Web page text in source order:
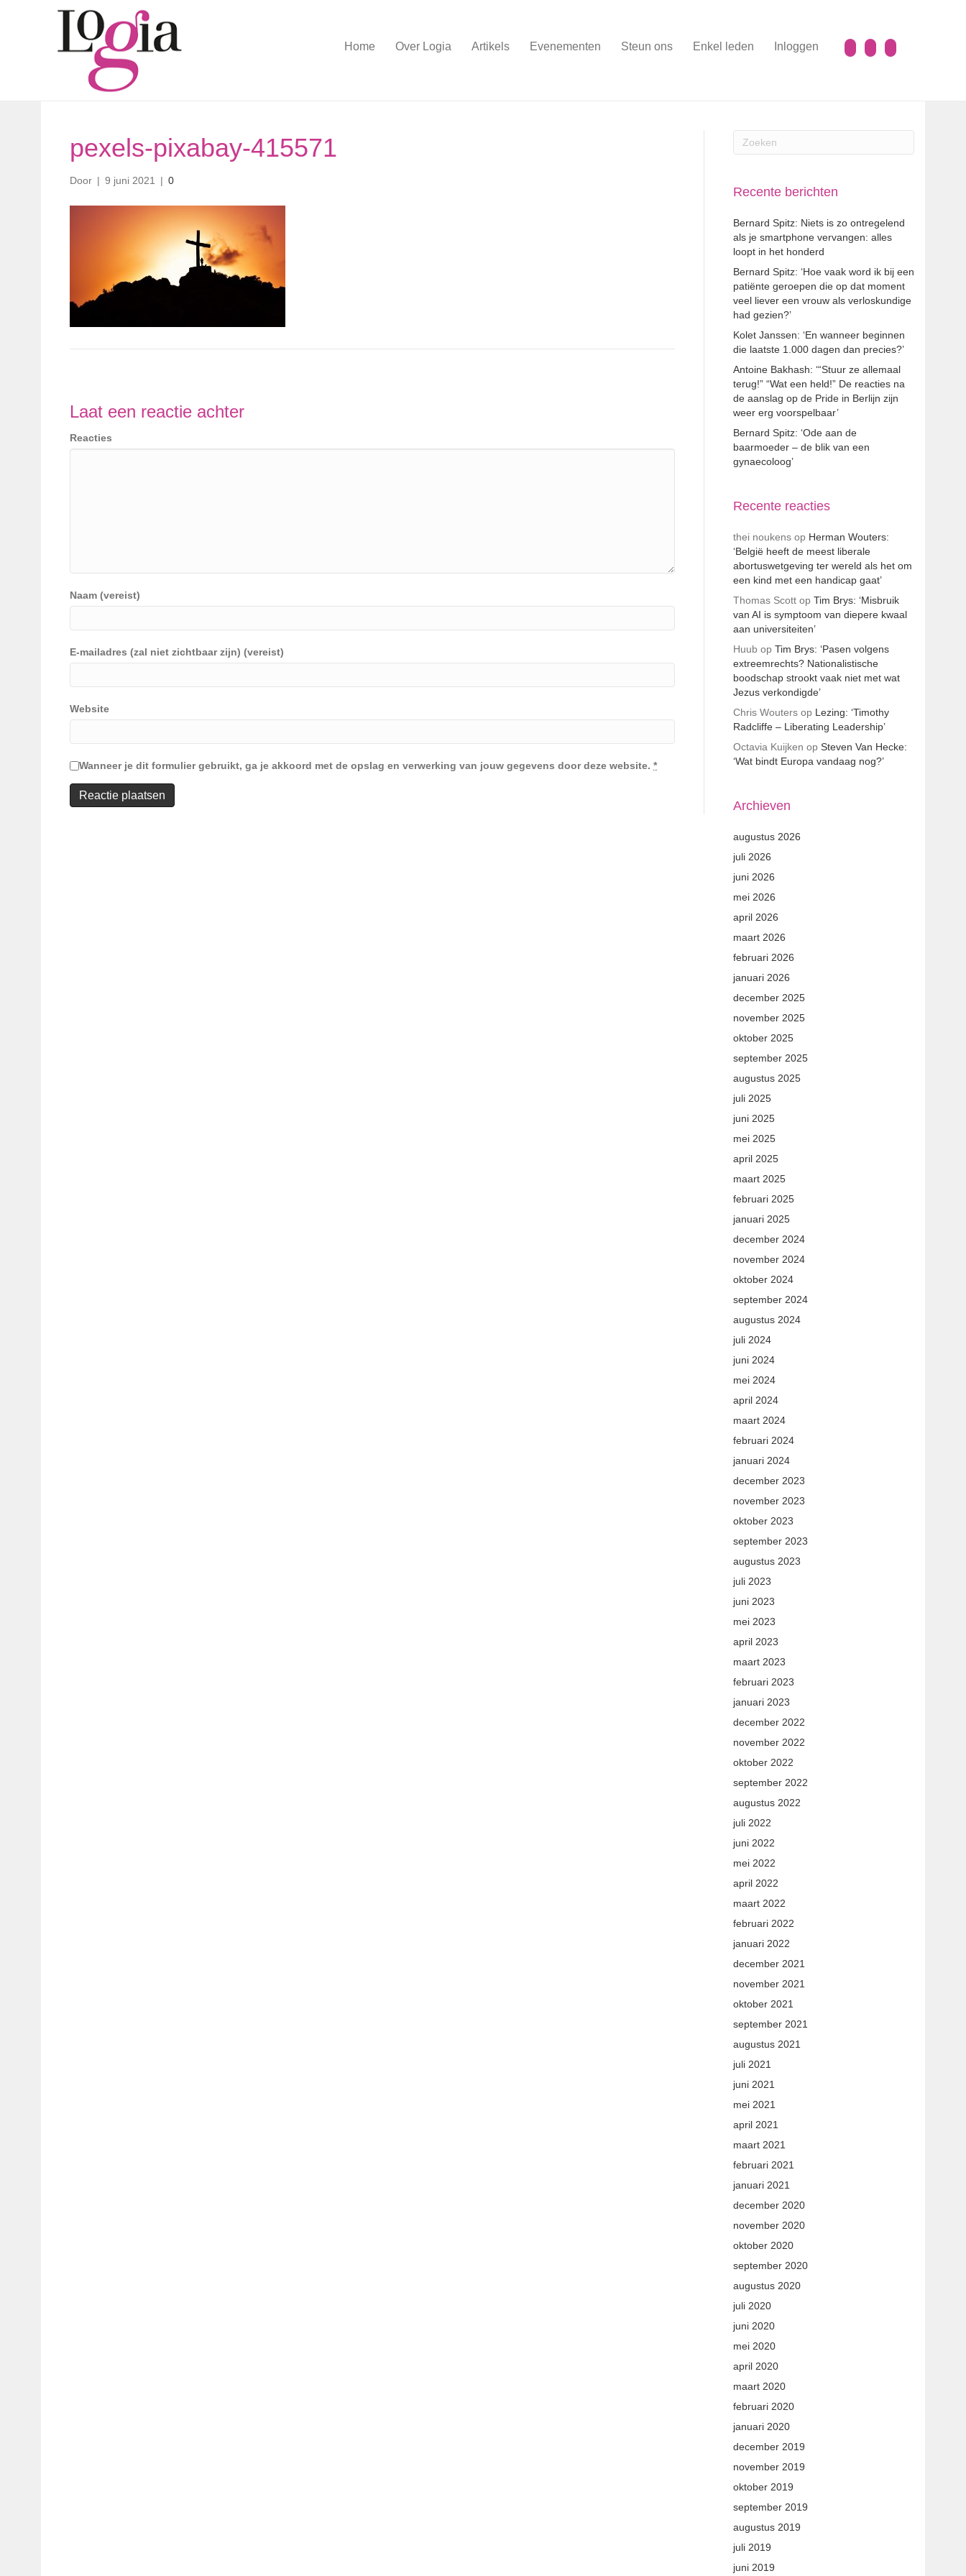
Home Over Logia Artikels Evenementen Steun ons Enkel leden Inloggen
pexels-pixabay-415571
Door | 9 juni 2021 | 0
Laat een reactie achter
Reacties
Naam (vereist)
E-mailadres (zal niet zichtbaar zijn) (vereist)
Website
Wanneer je dit formulier gebruikt, ga je akkoord met de opslag en verwerking van jouw gegevens door deze website. *
Recente berichten
Bernard Spitz: Niets is zo ontregelend
als je smartphone vervangen: alles
loopt in het honderd
Bernard Spitz: ‘Hoe vaak word ik bij een
patiënte geroepen die op dat moment
veel liever een vrouw als verloskundige
had gezien?’
Kolet Janssen: ‘En wanneer beginnen
die laatste 1.000 dagen dan precies?’
Antoine Bakhash: ‘“Stuur ze allemaal
terug!” “Wat een held!” De reacties na
de aanslag op de Pride in Berlijn zijn
weer erg voorspelbaar’
Bernard Spitz: ‘Ode aan de
baarmoeder – de blik van een
gynaecoloog’
Recente reacties
thei noukensop Herman Wouters:
‘België heeft de meest liberale
abortuswetgeving ter wereld als het om
een kind met een handicap gaat’
Thomas Scottop Tim Brys: ‘Misbruik
van AI is symptoom van diepere kwaal
aan universiteiten’
Huubop Tim Brys: ‘Pasen volgens
extreemrechts? Nationalistische
boodschap strookt vaak niet met wat
Jezus verkondigde’
Chris Woutersop Lezing: ‘Timothy
Radcliffe – Liberating Leadership’
Octavia Kuijken op Steven Van Hecke:
‘Wat bindt Europa vandaag nog?’
Archieven
augustus 2026
juli 2026
juni 2026
mei 2026
april 2026
maart 2026
februari 2026
januari 2026
december 2025
november 2025
oktober 2025
september 2025
augustus 2025
juli 2025
juni 2025
mei 2025
april 2025
maart 2025
februari 2025
januari 2025
december 2024
november 2024
oktober 2024
september 2024
augustus 2024
juli 2024
juni 2024
mei 2024
april 2024
maart 2024
februari 2024
januari 2024
december 2023
november 2023
oktober 2023
september 2023
augustus 2023
juli 2023
juni 2023
mei 2023
april 2023
maart 2023
februari 2023
januari 2023
december 2022
november 2022
oktober 2022
september 2022
augustus 2022
juli 2022
juni 2022
mei 2022
april 2022
maart 2022
februari 2022
januari 2022
december 2021
november 2021
oktober 2021
september 2021
augustus 2021
juli 2021
juni 2021
mei 2021
april 2021
maart 2021
februari 2021
januari 2021
december 2020
november 2020
oktober 2020
september 2020
augustus 2020
juli 2020
juni 2020
mei 2020
april 2020
maart 2020
februari 2020
januari 2020
december 2019
november 2019
oktober 2019
september 2019
augustus 2019
juli 2019
juni 2019